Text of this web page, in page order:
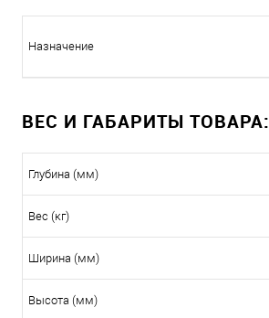
Назначение
ВЕС И ГАБАРИТЫ ТОВАРА:
Глубина (мм)
Вес (кг)
Ширина (мм)
Высота (мм)